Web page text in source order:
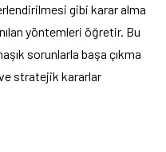
gibi karar alma
yöntemleri öğretir. Bu
sorunlarla başa çıkma
stratejik kararlar